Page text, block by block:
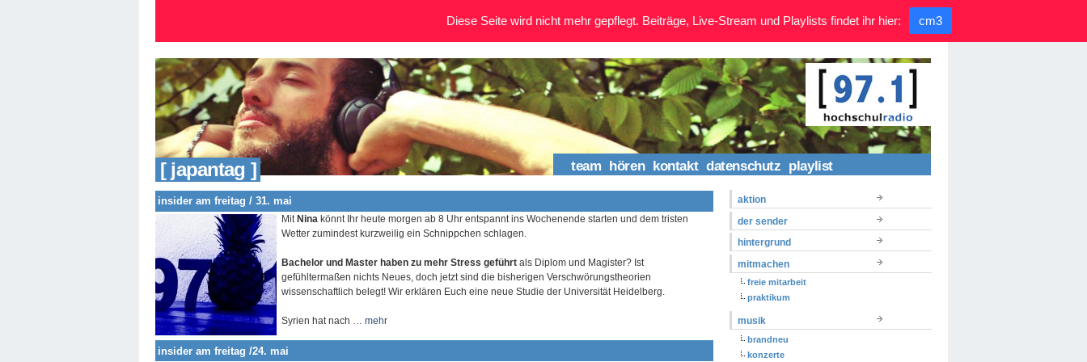
[ japantag ] team hören kontakt datenschutz playlist
insider am freitag / 31. mai
Mit Nina könnt Ihr heute morgen ab 8 Uhr entspannt ins Wochenende starten und dem tristen
Wetter zumindest kurzweilig ein Schnippchen schlagen.
Bachelor und Master haben zu mehr Stress geführt als Diplom und Magister? Ist
gefühltermaßen nichts Neues, doch jetzt sind die bisherigen Verschwörungstheorien
wissenschaftlich belegt! Wir erklären Euch eine neue Studie der Universität Heidelberg.
Syrien hat nach … mehr
insider am freitag /24. mai
aktion
der sender
hintergrund
mitmachen
freie mitarbeit
praktikum
musik
brandneu
konzerte
Diese Seite wird nicht mehr gepflegt. Beiträge, Live-Stream und Playlists findet ihr hier: cm3